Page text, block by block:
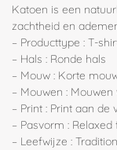
Katoen is een
zachtheid en
– Producttype : T-
– Hals : Ronde hals
– Mouw : Korte
– Mouwen :
– Print : Print aan
– Pasvorm : Relaxed
– Leefwijze :